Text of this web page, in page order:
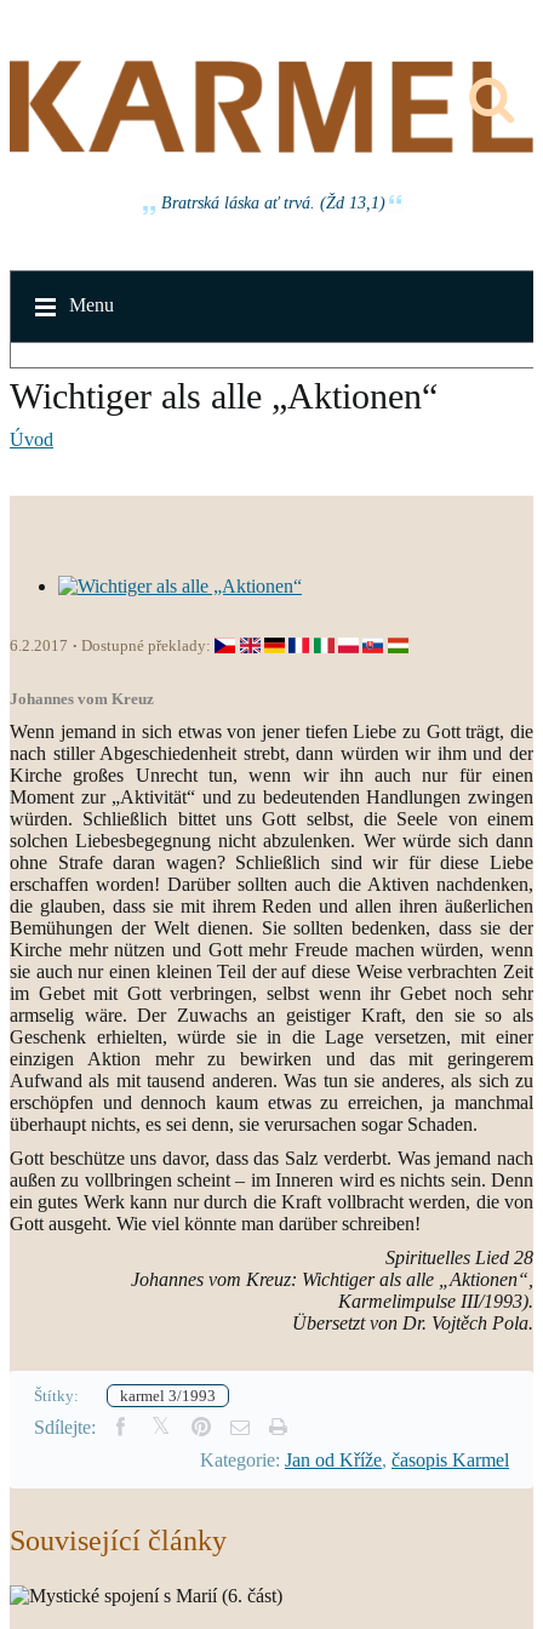
Bratrská láska ať trvá. (Žd 13,1)
Menu
Wichtiger als alle „Aktionen“
Úvod
6.2.2017 Dostupné překlady:
Johannes vom Kreuz
Wenn jemand in sich etwas von jener tiefen Liebe zu Gott trägt, die
nach stiller Abgeschiedenheit strebt, dann würden wir ihm und der
Kirche großes Unrecht tun, wenn wir ihn auch nur für einen
Moment zur „Aktivität“ und zu bedeutenden Handlungen zwingen
würden. Schließlich bittet uns Gott selbst, die Seele von einem
solchen Liebesbegegnung nicht abzulenken. Wer würde sich dann
ohne Strafe daran wagen? Schließlich sind wir für diese Liebe
erschaffen worden! Darüber sollten auch die Aktiven nachdenken,
die glauben, dass sie mit ihrem Reden und allen ihren äußerlichen
Bemühungen der Welt dienen. Sie sollten bedenken, dass sie der
Kirche mehr nützen und Gott mehr Freude machen würden, wenn
sie auch nur einen kleinen Teil der auf diese Weise verbrachten Zeit
im Gebet mit Gott verbringen, selbst wenn ihr Gebet noch sehr
armselig wäre. Der Zuwachs an geistiger Kraft, den sie so als
Geschenk erhielten, würde sie in die Lage versetzen, mit einer
einzigen Aktion mehr zu bewirken und das mit geringerem
Aufwand als mit tausend anderen. Was tun sie anderes, als sich zu
erschöpfen und dennoch kaum etwas zu erreichen, ja manchmal
überhaupt nichts, es sei denn, sie verursachen sogar Schaden.
Gott beschütze uns davor, dass das Salz verderbt. Was jemand nach
außen zu vollbringen scheint – im Inneren wird es nichts sein. Denn
ein gutes Werk kann nur durch die Kraft vollbracht werden, die von
Gott ausgeht. Wie viel könnte man darüber schreiben!
Spirituelles Lied 28
Johannes vom Kreuz: Wichtiger als alle „Aktionen“,
Karmelimpulse III/1993).
Übersetzt von Dr. Vojtěch Pola.
Štítky: karmel 3/1993
Sdílejte:
Kategorie: Jan od Kříže, časopis Karmel
Související články